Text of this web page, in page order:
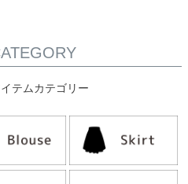
テムカテゴリー